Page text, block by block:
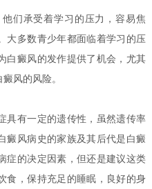
们承受着学习的压力，容易焦
大多数青少年都面临着学习的压
白癜风的发作提供了机会，尤其
风的风险。
有一定的遗传性，虽然遗传率
癜风病史的家族及其后代是白癜
症的决定因素，但还是建议这类
食，保持充足的睡眠，良好的身